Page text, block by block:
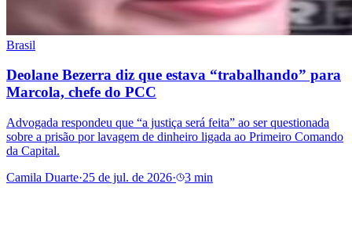
Brasil
Deolane Bezerra diz que estava “trabalhando” para
Marcola, chefe do PCC
Advogada respondeu que “a justiça será feita” ao ser questionada
sobre a prisão por lavagem de dinheiro ligada ao Primeiro Comando
da Capital.
Camila Duarte·25 de jul. de 2026· 3 min